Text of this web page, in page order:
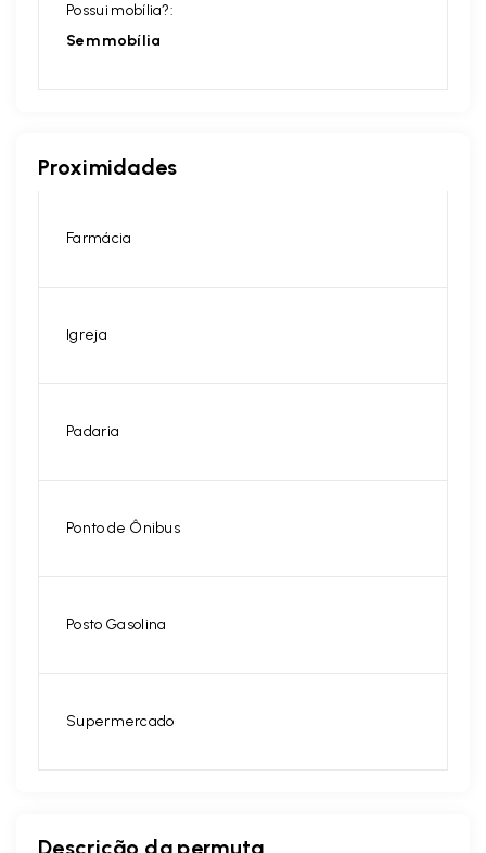
Possui mobília?:
Sem mobília
Proximidades
Farmácia
Igreja
Padaria
Ponto de Ônibus
Posto Gasolina
Supermercado